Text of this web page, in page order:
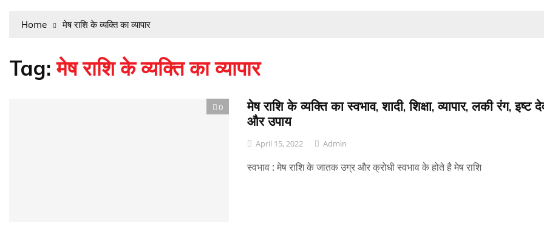
Home मेष राशि के व्यक्ति का व्यापार
Tag:मेष राशि के व्यक्ति का व्यापार
0
मेष राशि के व्यक्ति का स्वभाव, शादी, शिक्षा, व्यापार, लकी रंग, इष्ट
और उपाय
April 15, 2022 Admin
स्वभाव : मेष राशि के जातक उग्र और क्रोधी स्वभाव के होते है मेष राशि